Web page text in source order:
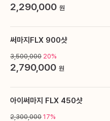
2,290,000 원
써마지FLX 900샷
3,500,000 20%
2,790,000 원
아이써마지 FLX 450샷
2,300,000 17%